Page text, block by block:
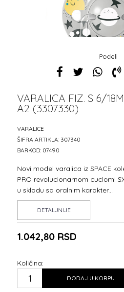
Podeli
VARALICA FIZ. S 6/
A2 (3307330)
VARALICE
ŠIFRA ARTIKLA: 307340
BARKOD: 07490
Novi model varalica iz SPACE
PRO revolucionarnom cuclom!
u skladu sa oralnim karakter...
DETALJNIJE
1.042,80 RSD
Količina:
DODAJ U KORPU